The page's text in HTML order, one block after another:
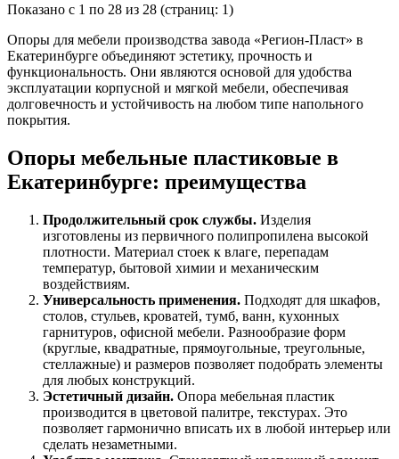
Показано с 1 по 28 из 28 (страниц: 1)
Опоры для мебели производства завода «Регион-Пласт» в
Екатеринбурге объединяют эстетику, прочность и
функциональность. Они являются основой для удобства
эксплуатации корпусной и мягкой мебели, обеспечивая
долговечность и устойчивость на любом типе напольного
покрытия.
Опоры мебельные пластиковые в
Екатеринбурге: преимущества
Продолжительный срок службы. Изделия
изготовлены из первичного полипропилена высокой
плотности. Материал стоек к влаге, перепадам
температур, бытовой химии и механическим
воздействиям.
Универсальность применения. Подходят для шкафов,
столов, стульев, кроватей, тумб, ванн, кухонных
гарнитуров, офисной мебели. Разнообразие форм
(круглые, квадратные, прямоугольные, треугольные,
стеллажные) и размеров позволяет подобрать элементы
для любых конструкций.
Эстетичный дизайн. Опора мебельная пластик
производится в цветовой палитре, текстурах. Это
позволяет гармонично вписать их в любой интерьер или
сделать незаметными.